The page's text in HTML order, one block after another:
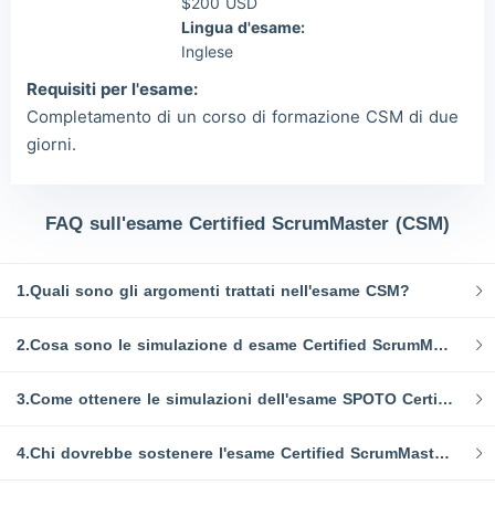
Lingua d'esame:
Inglese
Requisiti per l'esame:
Completamento di un corso di formazione CSM di due
giorni.
FAQ sull'esame Certified ScrumMaster (CSM)
1.Quali sono gli argomenti trattati nell'esame CSM?
2.Cosa sono le simulazione d esame Certified ScrumMaster (CSM)?
3.Come ottenere le simulazioni dell'esame SPOTO Certified ScrumMaster (CSM)
4.Chi dovrebbe sostenere l'esame Certified ScrumMaster (CSM)?